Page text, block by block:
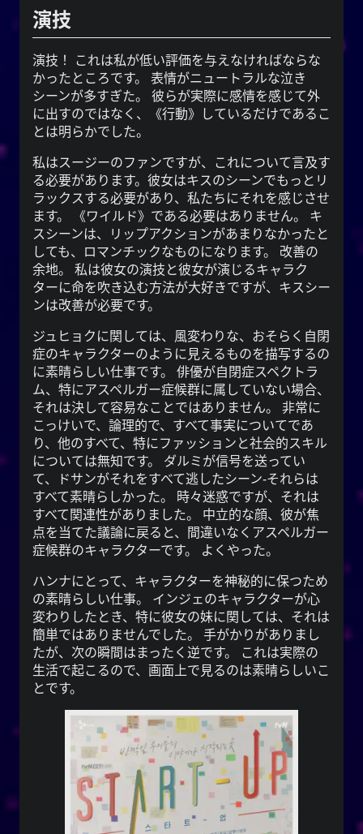
演技
演技！ これは私が低い評価を与えなければならな
かったところです。 表情がニュートラルな泣き
シーンが多すぎた。 彼らが実際に感情を感じて外
に出すのではなく、《行動》しているだけであるこ
とは明らかでした。
私はスージーのファンですが、これについて言及す
る必要があります。彼女はキスのシーンでもっとリ
ラックスする必要があり、私たちにそれを感じさせ
ます。 《ワイルド》である必要はありません。 キ
スシーンは、リップアクションがあまりなかったと
しても、ロマンチックなものになります。 改善の
余地。 私は彼女の演技と彼女が演じるキャラク
ターに命を吹き込む方法が大好きですが、キスシー
ンは改善が必要です。
ジュヒョクに関しては、風変わりな、おそらく自閉
症のキャラクターのように見えるものを描写するの
に素晴らしい仕事です。 俳優が自閉症スペクトラ
ム、特にアスペルガー症候群に属していない場合、
それは決して容易なことではありません。 非常に
こっけいで、論理的で、すべて事実についてであ
り、他のすべて、特にファッションと社会的スキル
については無知です。 ダルミが信号を送ってい
て、ドサンがそれをすべて逃したシーン-それらは
すべて素晴らしかった。 時々迷惑ですが、それは
すべて関連性がありました。 中立的な顔、彼が焦
点を当てた議論に戻ると、間違いなくアスペルガー
症候群のキャラクターです。 よくやった。
ハンナにとって、キャラクターを神秘的に保つため
の素晴らしい仕事。 インジェのキャラクターが心
変わりしたとき、特に彼女の妹に関しては、それは
簡単ではありませんでした。 手がかりがありまし
たが、次の瞬間はまったく逆です。 これは実際の
生活で起こるので、画面上で見るのは素晴らしいこ
とです。
SNS